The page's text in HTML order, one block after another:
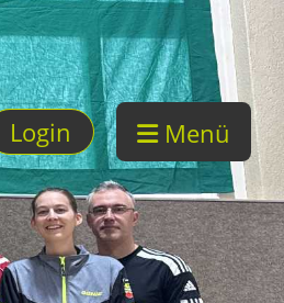
Login Menü